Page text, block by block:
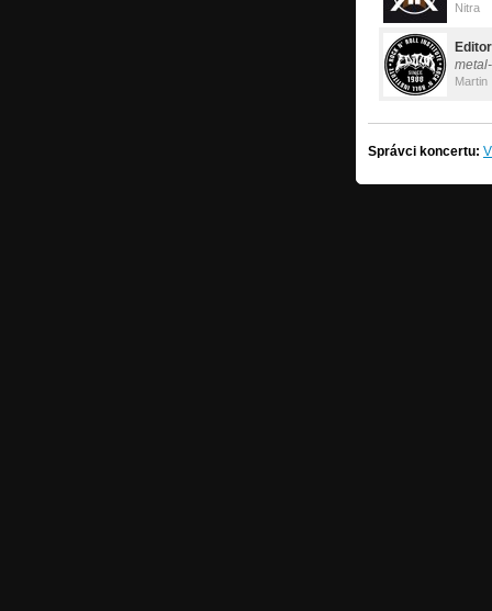
Nitra
Editor
Martin
Správci koncertu: